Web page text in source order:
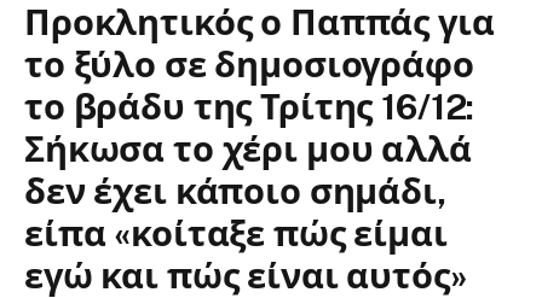
Προκλητικός ο Παππάς για
το ξύλο σε δημοσιογράφο
το βράδυ της Τρίτης 16/12:
Σήκωσα το χέρι μου αλλά
δεν έχει κάποιο σημάδι,
είπα «κοίταξε πώς είμαι
εγώ και πώς είναι αυτός»